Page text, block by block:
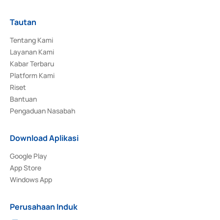
Tautan
Tentang Kami
Layanan Kami
Kabar Terbaru
Platform Kami
Riset
Bantuan
Pengaduan Nasabah
Download Aplikasi
Google Play
App Store
Windows App
Perusahaan Induk